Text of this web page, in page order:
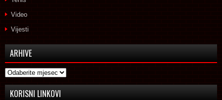
Video
Vijesti
ARHIVE
Arhive
KORISNI LINKOVI